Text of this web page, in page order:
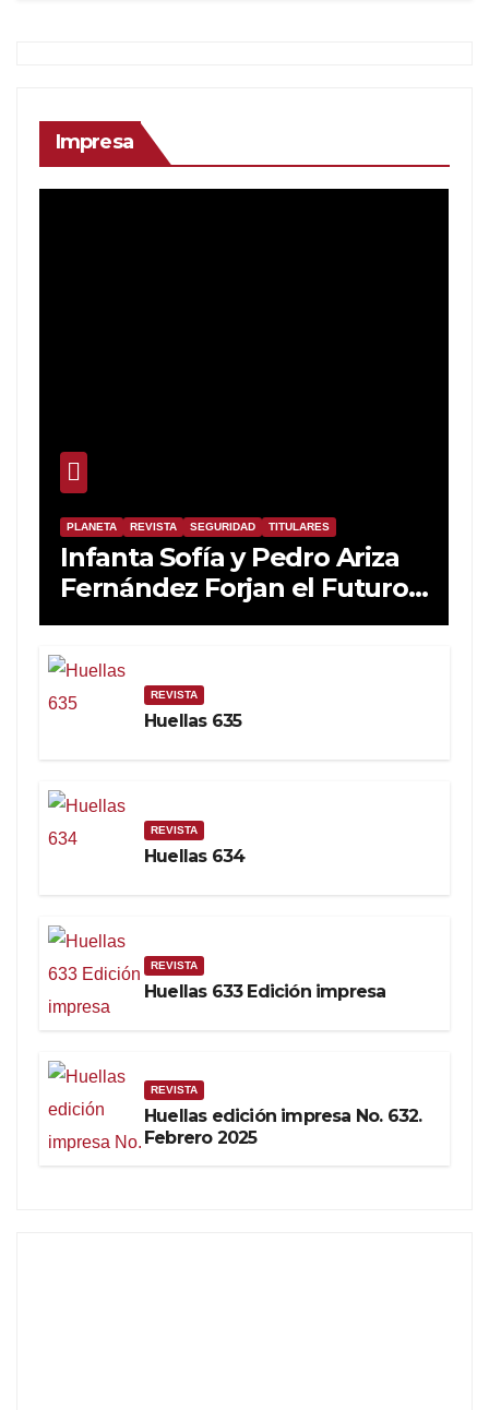
Impresa
PLANETA REVISTA SEGURIDAD TITULARES
Infanta Sofía y Pedro Ariza
Fernández Forjan el Futuro
de la Soberanía Real
REVISTA
Huellas 635
REVISTA
Huellas 634
REVISTA
Huellas 633 Edición impresa
REVISTA
Huellas edición impresa No. 632.
Febrero 2025